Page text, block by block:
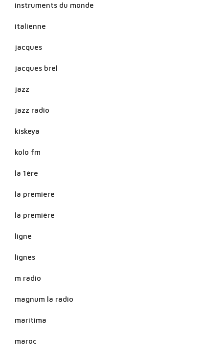
instruments du monde
italienne
jacques
jacques brel
jazz
jazz radio
kiskeya
kolo fm
la 1ère
la premiere
la première
ligne
lignes
m radio
magnum la radio
maritima
maroc